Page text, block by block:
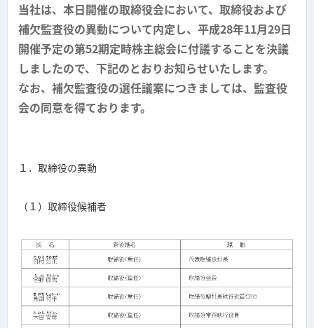
当社は、本日開催の取締役会において、取締役および
補欠監査役の異動について内定し、平成28年11月29日
開催予定の第52期定時株主総会に付議することを決議
しましたので、下記のとおりお知らせいたします。
なお、補欠監査役の選任議案につきましては、監査役
会の同意を得ております。
１．取締役の異動
（１）取締役候補者